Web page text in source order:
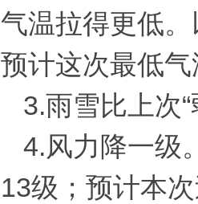
气温拉得更低
预计这次最低
3.雨雪比上次
4.风力降一级
13级；预计本